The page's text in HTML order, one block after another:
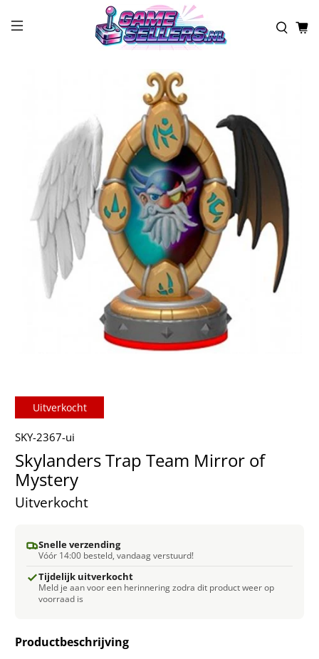
Uitverkocht
SKY-2367-ui
Skylanders Trap Team Mirror of
Mystery
Uitverkocht
Snelle verzending
Vóór 14:00 besteld, vandaag verstuurd!
Tijdelijk uitverkocht
Meld je aan voor een herinnering zodra dit product weer op
voorraad is
Productbeschrijving